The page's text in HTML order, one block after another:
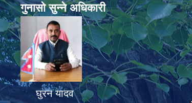
गुनासो सुन्ने अधिकारी
घुरन यादव